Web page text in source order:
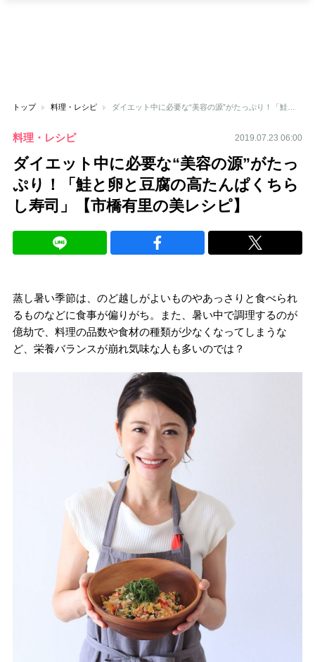
トップ 料理・レシピ
料理・レシピ 2019.07.23 06:00
ダイエット中に必要な“美容の源”がたっ
ぷり！「鮭と卵と豆腐の高たんぱくちら
し寿司」【市橋有里の美レシピ】
蒸し暑い季節は、のど越しがよいものやあっさりと食べられ
るものなどに食事が偏りがち。また、暑い中で調理するのが
億劫で、料理の品数や食材の種類が少なくなってしまうな
ど、栄養バランスが崩れ気味な人も多いのでは？